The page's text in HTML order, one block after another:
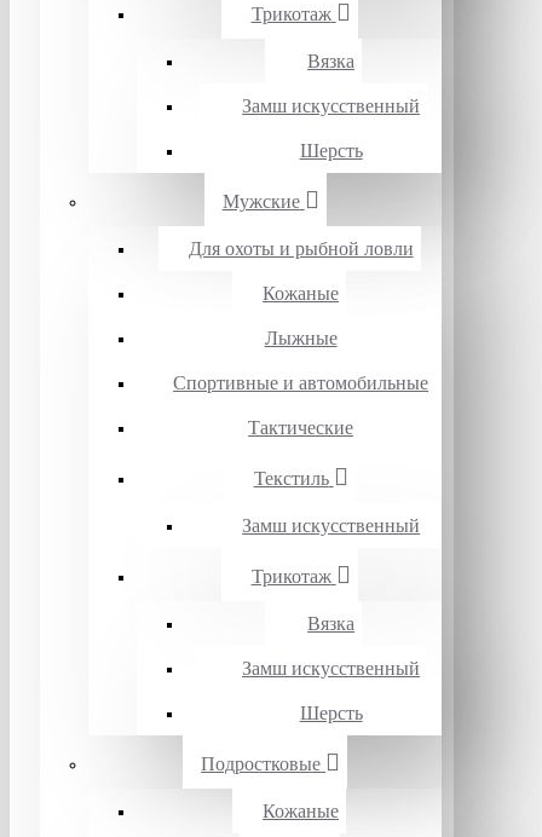
Трикотаж
Вязка
Замш искусственный
Шерсть
Мужские
Для охоты и рыбной ловли
Кожаные
Лыжные
Спортивные и автомобильные
Тактические
Текстиль
Замш искусственный
Трикотаж
Вязка
Замш искусственный
Шерсть
Подростковые
Кожаные